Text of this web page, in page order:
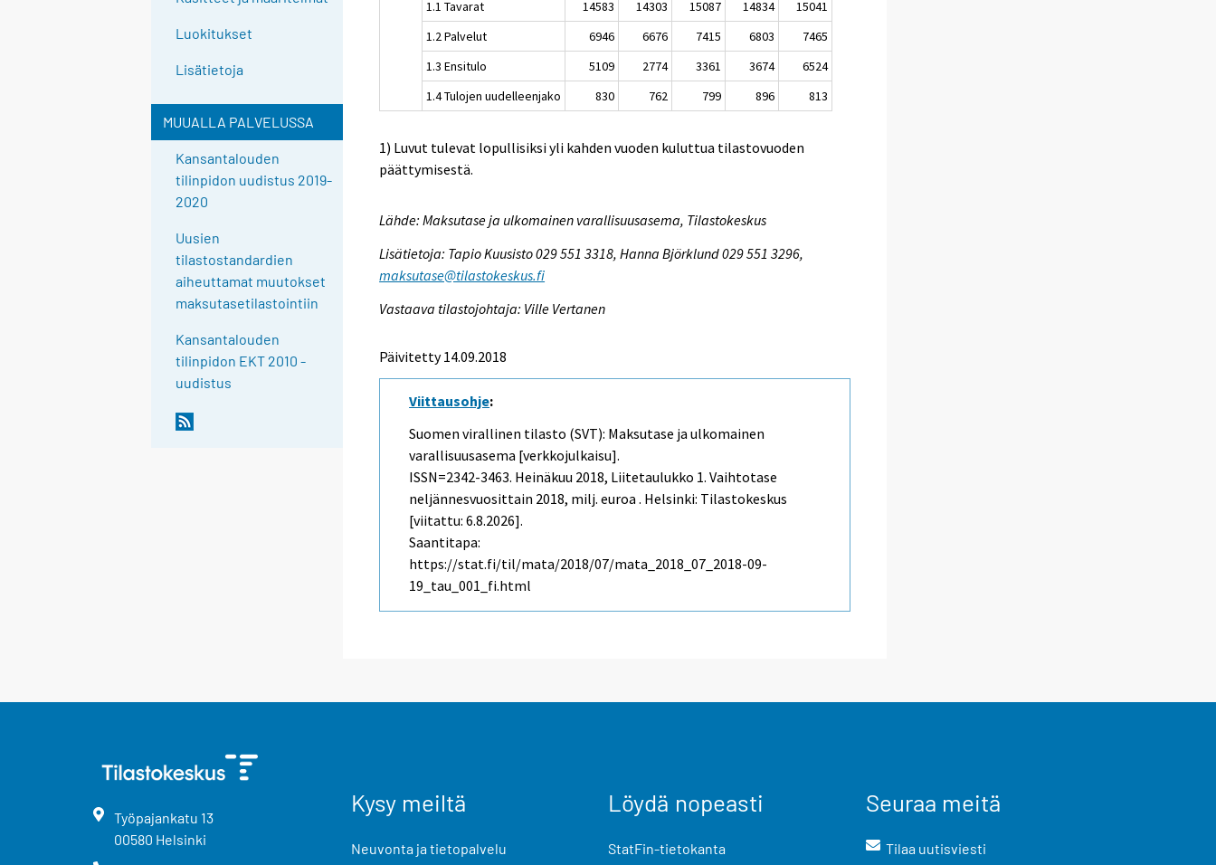
Luokitukset
Lisätietoja
MUUALLA PALVELUSSA
Kansantalouden
tilinpidon uudistus 2019-
2020
Uusien
tilastostandardien
aiheuttamat muutokset
maksutasetilastointiin
Kansantalouden
tilinpidon EKT 2010 -
uudistus
1.1 Tavarat
14583 14303 15087 14834
15041
1.2 Palvelut
6946 6676 7415 6803
7465
1.3 Ensitulo
5109 2774 3361 3674
6524
1.4 Tulojen uudelleenjako
830 762 799 896 813
1) Luvut tulevat lopullisiksi yli kahden vuoden kuluttua tilastovuoden
päättymisestä.
Lähde: Maksutase ja ulkomainen varallisuusasema, Tilastokeskus
Lisätietoja: Tapio Kuusisto 029 551 3318, Hanna Björklund 029 551 3296,
maksutase@tilastokeskus.fi
Vastaava tilastojohtaja: Ville Vertanen
Päivitetty 14.09.2018
Viittausohje:
Suomen virallinen tilasto (SVT): Maksutase ja ulkomainen
varallisuusasema [verkkojulkaisu].
ISSN=2342-3463. Heinäkuu 2018, Liitetaulukko 1. Vaihtotase
neljännesvuosittain 2018, milj. euroa . Helsinki: Tilastokeskus
[viitattu: 6.8.2026].
Saantitapa:
https://stat.fi/til/mata/2018/07/mata_2018_07_2018-09-
19_tau_001_fi.html
Työpajankatu 13
00580 Helsinki
Kysy meiltä
Neuvonta ja tietopalvelu
Löydä nopeasti
StatFin-tietokanta
Seuraa meitä
Tilaa uutisviesti